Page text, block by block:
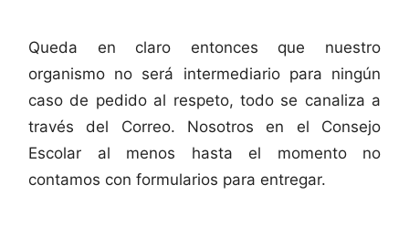
Queda en claro entonces que nuestro
organismo no será intermediario para ningún
caso de pedido al respeto, todo se canaliza a
través del Correo. Nosotros en el Consejo
Escolar al menos hasta el momento no
contamos con formularios para entregar.